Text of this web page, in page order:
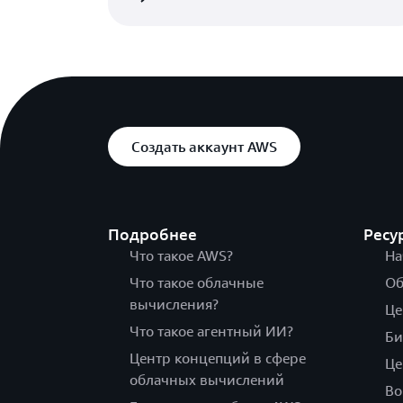
Миннеаполис,
Колумбия
Создать аккаунт AWS
Подробнее
Что такое AWS?
Что такое облачные
вычисления?
Что такое агентный ИИ?
Центр концепций в сфере
облачных вычислений